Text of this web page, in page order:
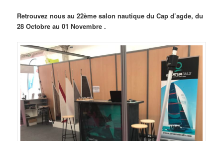
Retrouvez nous au 22ème salon nautique du Cap d’agde, du
28 Octobre au 01 Novembre .